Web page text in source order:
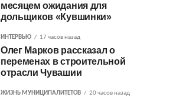
месяцем ожидания для
дольщиков «Кувшинки»
ИНТЕРВЬЮ 17 часов назад
Олег Марков рассказал о
переменах в строительной
отрасли Чувашии
ЖИЗНЬ МУНИЦИПАЛИТЕТОВ 20 часов назад